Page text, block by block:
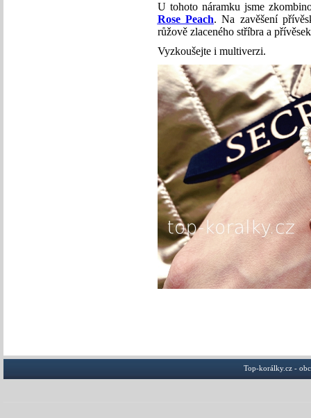
U tohoto náramku jsme
Rose Peach. Na zavěšení
růžově zlaceného stříbra a
Vyzkoušejte i multiverzi.
Top-korálky.cz -